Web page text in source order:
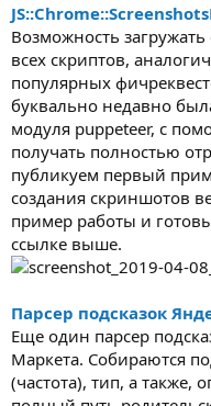
Возможность
всех скриптов,
популярных
буквально недавно
модуля puppeteer, с
получать полностью
публикуем первый
создания скриншотов
пример работы и
ссылке выше.
Парсер подсказок
Еще один парсер
Маркета. Собираются
(частота), тип, а также,